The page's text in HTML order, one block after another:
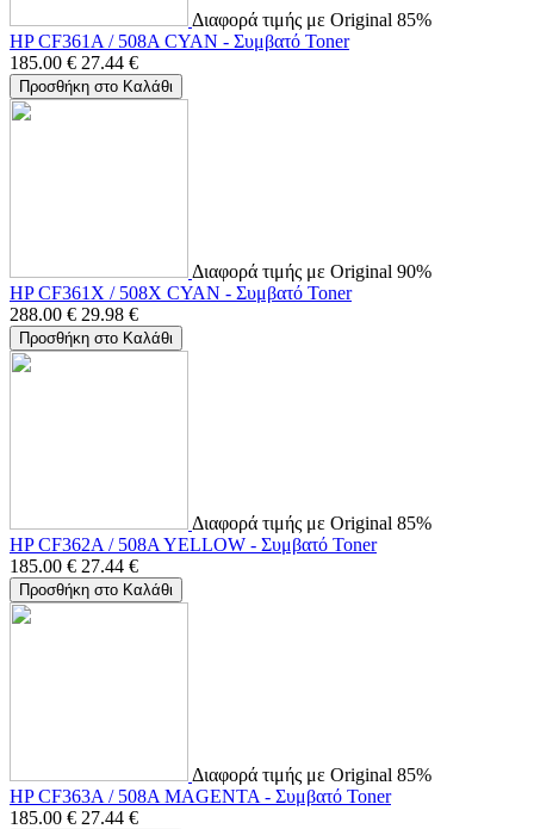
Διαφορά τιμής με Original 85%
HP CF361A / 508A CYAN - Συμβατό Toner
185.00 € 27.44 €
Προσθήκη στο Καλάθι
Διαφορά τιμής με Original 90%
HP CF361X / 508X CYAN - Συμβατό Toner
288.00 € 29.98 €
Προσθήκη στο Καλάθι
Διαφορά τιμής με Original 85%
HP CF362A / 508A YELLOW - Συμβατό Toner
185.00 € 27.44 €
Προσθήκη στο Καλάθι
Διαφορά τιμής με Original 85%
HP CF363A / 508A MAGENTA - Συμβατό Toner
185.00 € 27.44 €